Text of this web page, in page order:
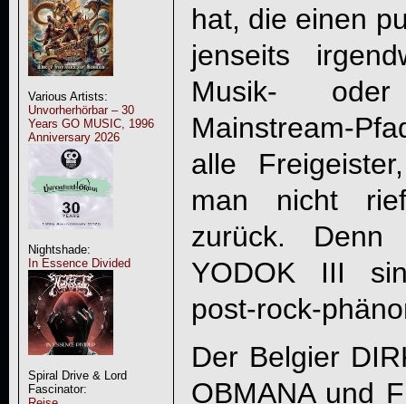
Various Artists:
Unvorherhörbar – 30
Years GO MUSIC, 1996
Anniversary 2026
Nightshade:
In Essence Divided
Spiral Drive & Lord
Fascinator:
hat, die einen
jenseits
Musik-
Mainstream-
alle
man nicht
zurück.
YODOK III
post-rock-
Der Belgier
OBMANA und